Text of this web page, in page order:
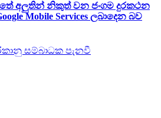
අලුතින් නිකුත් වන ජංගම දුරකථන
Mobile Services ලබාදෙන බව
සම්බාධක පැනවී